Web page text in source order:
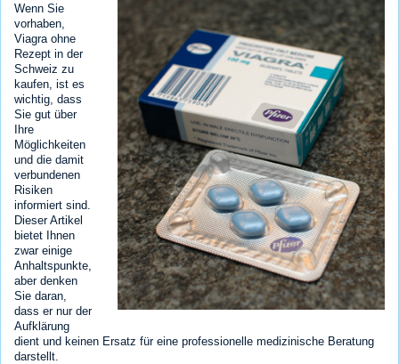
Wenn Sie
vorhaben,
Viagra ohne
Rezept in der
Schweiz zu
kaufen, ist es
wichtig, dass
Sie gut über
Ihre
Möglichkeiten
und die damit
verbundenen
Risiken
informiert sind.
Dieser Artikel
bietet Ihnen
zwar einige
Anhaltspunkte,
aber denken
Sie daran,
dass er nur der
Aufklärung
dient und keinen Ersatz für eine professionelle medizinische Beratung
darstellt.